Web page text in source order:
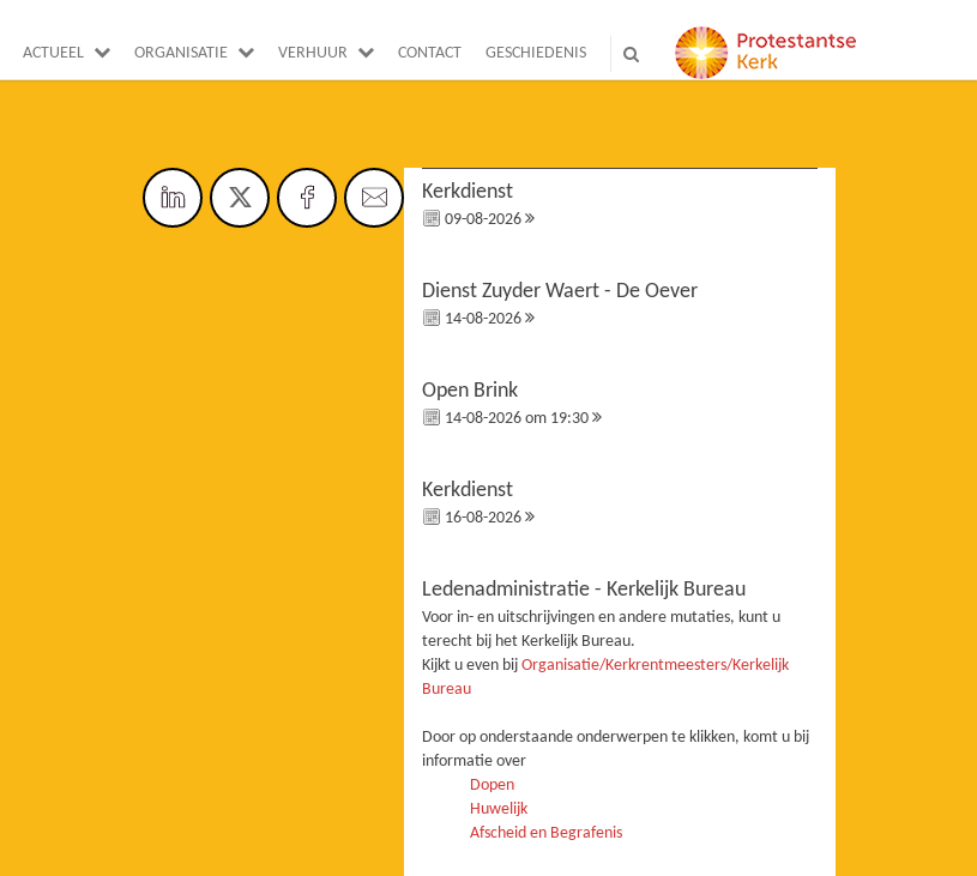
ACTUEEL ORGANISATIE VERHUUR CONTACT GESCHIEDENIS
Kerkdienst
09-08-2026
Dienst Zuyder Waert - De Oever
14-08-2026
Open Brink
14-08-2026 om 19:30
Kerkdienst
16-08-2026
Ledenadministratie - Kerkelijk Bureau
Voor in- en uitschrijvingen en andere mutaties, kunt u
terecht bij het Kerkelijk Bureau.
Kijkt u even bijOrganisatie/Kerkrentmeesters/Kerkelijk
Bureau
Door op onderstaande onderwerpen te klikken, komt u bij
informatie over
Dopen
Huwelijk
Afscheid en Begrafenis